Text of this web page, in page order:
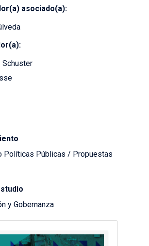
asociado(a):
Schuster
Políticas Públicas / Propuestas
y Gobernanza